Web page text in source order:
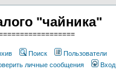
"чайника"
Поиск
Пользователи
личные сообщения Вход